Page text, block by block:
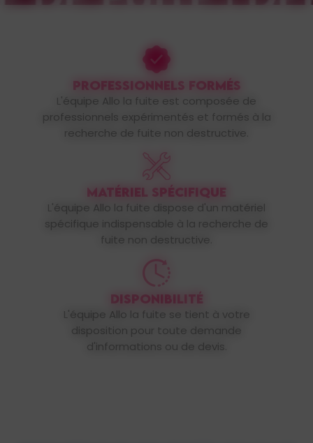
PROFESSIONNELS FORMÉS
L'équipe Allo la fuite est composée de
professionnels expérimentés et formés à la
recherche de fuite non destructive.
MATÉRIEL SPÉCIFIQUE
L'équipe Allo la fuite dispose d'un matériel
spécifique indispensable à la recherche de
fuite non destructive.
DISPONIBILITÉ
L'équipe Allo la fuite se tient à votre
disposition pour toute demande
d'informations ou de devis.